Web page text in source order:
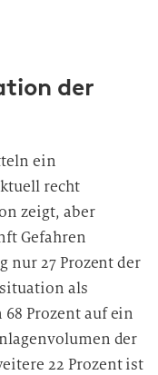
der
ein
recht
zeigt, aber
Gefahren
nur 27 Prozent der
als
Prozent auf ein
der
22 Prozent ist